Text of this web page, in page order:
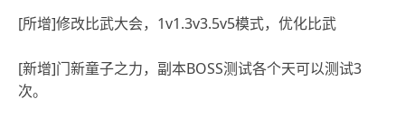
[所增]修改比武大会，1v1.3v3.5v5模式，优化比武
[新增]门新童子之力，副本BOSS测试各个天可以测试3
次。